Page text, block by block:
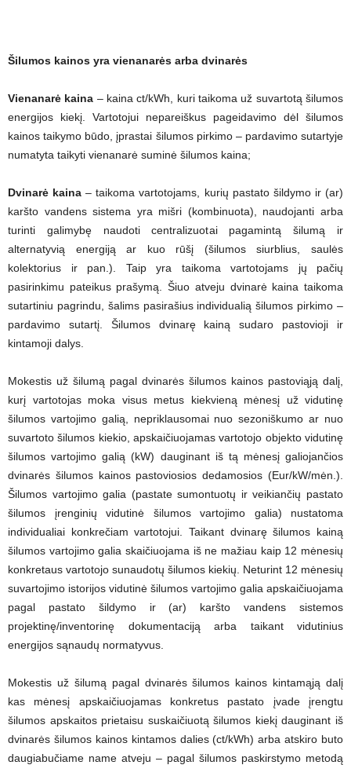
Šilumos kainos yra vienanarės arba dvinarės
Vienanarė kaina – kaina ct/kWh, kuri taikoma už suvartotą šilumos
energijos kiekį. Vartotojui nepareiškus pageidavimo dėl šilumos
kainos taikymo būdo, įprastai šilumos pirkimo – pardavimo sutartyje
numatyta taikyti vienanarė suminė šilumos kaina;
Dvinarė kaina – taikoma vartotojams, kurių pastato šildymo ir (ar)
karšto vandens sistema yra mišri (kombinuota), naudojanti arba
turinti galimybę naudoti centralizuotai pagamintą šilumą ir
alternatyvią energiją ar kuo rūšį (šilumos siurblius, saulės
kolektorius ir pan.). Taip yra taikoma vartotojams jų pačių
pasirinkimu pateikus prašymą. Šiuo atveju dvinarė kaina taikoma
sutartiniu pagrindu, šalims pasirašius individualią šilumos pirkimo –
pardavimo sutartį. Šilumos dvinarę kainą sudaro pastovioji ir
kintamoji dalys.
Mokestis už šilumą pagal dvinarės šilumos kainos pastoviąją dalį,
kurį vartotojas moka visus metus kiekvieną mėnesį už vidutinę
šilumos vartojimo galią, nepriklausomai nuo sezoniškumo ar nuo
suvartoto šilumos kiekio, apskaičiuojamas vartotojo objekto vidutinę
šilumos vartojimo galią (kW) dauginant iš tą mėnesį galiojančios
dvinarės šilumos kainos pastoviosios dedamosios (Eur/kW/mėn.).
Šilumos vartojimo galia (pastate sumontuotų ir veikiančių pastato
šilumos įrenginių vidutinė šilumos vartojimo galia) nustatoma
individualiai konkrečiam vartotojui. Taikant dvinarę šilumos kainą
šilumos vartojimo galia skaičiuojama iš ne mažiau kaip 12 mėnesių
konkretaus vartotojo sunaudotų šilumos kiekių. Neturint 12 mėnesių
suvartojimo istorijos vidutinė šilumos vartojimo galia apskaičiuojama
pagal pastato šildymo ir (ar) karšto vandens sistemos
projektinę/inventorinę dokumentaciją arba taikant vidutinius
energijos sąnaudų normatyvus.
Mokestis už šilumą pagal dvinarės šilumos kainos kintamąją dalį
kas mėnesį apskaičiuojamas konkretus pastato įvade įrengtu
šilumos apskaitos prietaisu suskaičiuotą šilumos kiekį dauginant iš
dvinarės šilumos kainos kintamos dalies (ct/kWh) arba atskiro buto
daugiabučiame name atveju – pagal šilumos paskirstymo metodą